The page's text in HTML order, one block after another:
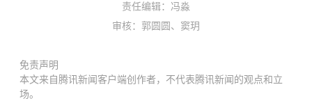
责任编辑：冯淼
审核：郭圆圆、窦玥
免责声明
本文来自腾讯新闻客户端创作者，不代表腾讯新闻的观点和立
场。